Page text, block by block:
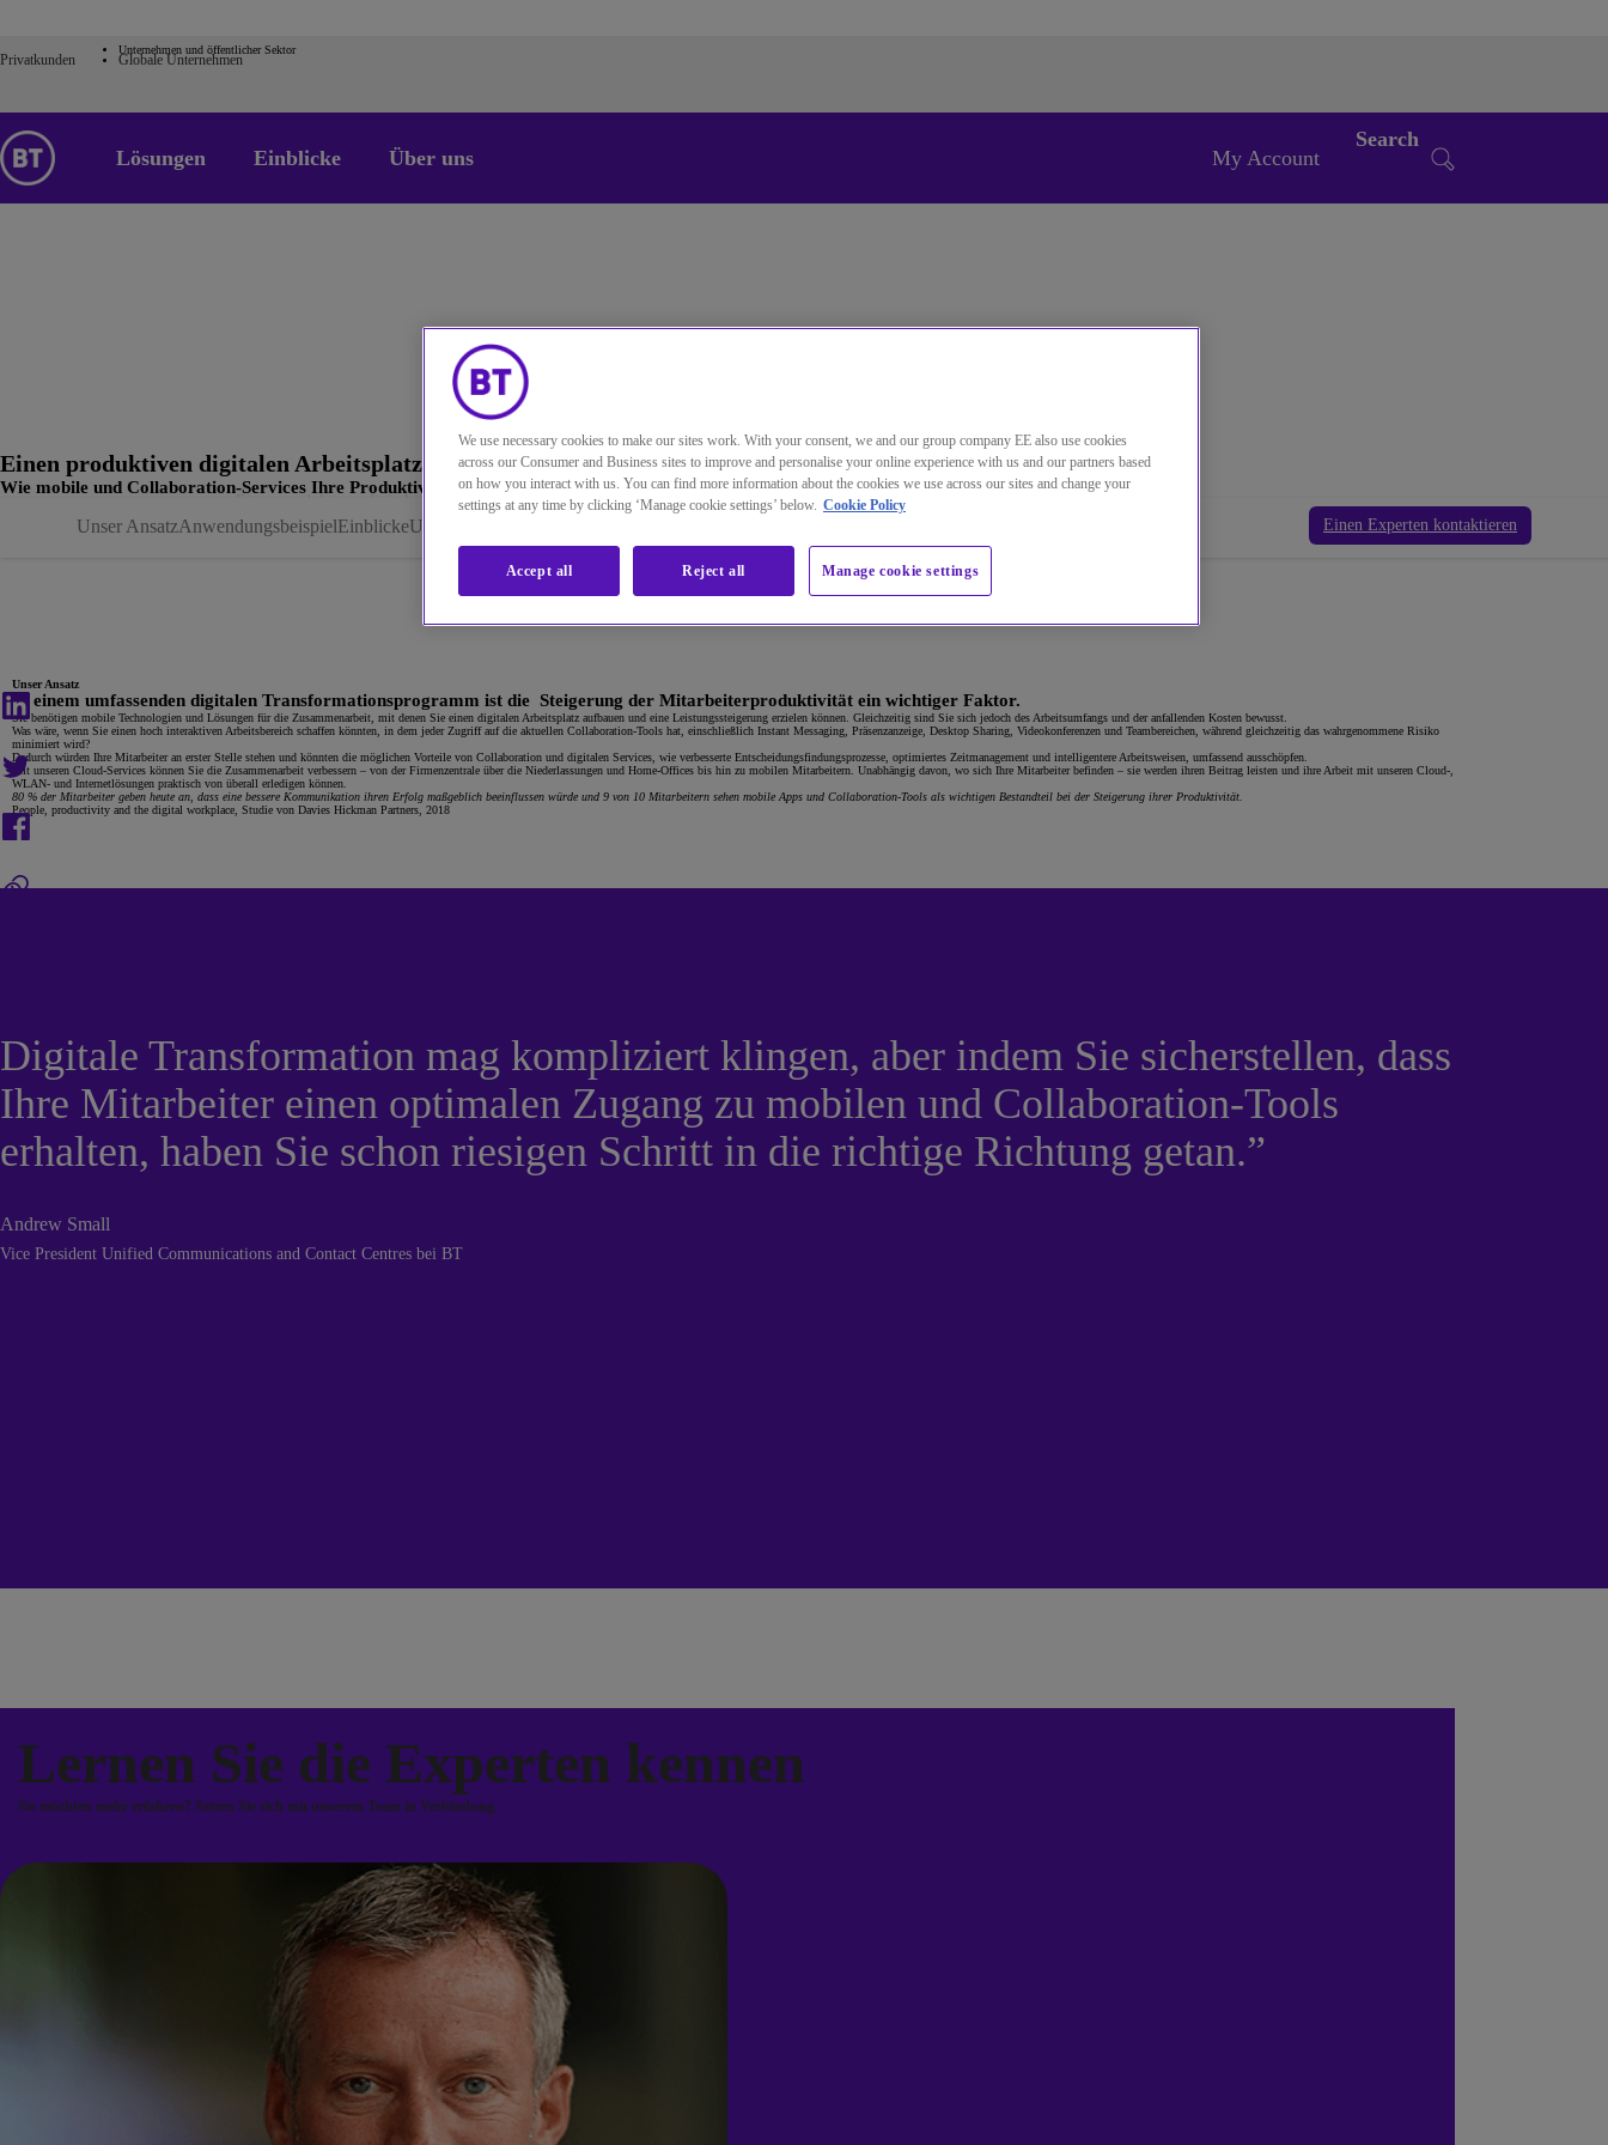
Privatkunden
Unternehmen und öffentlicher Sektor
Globale Unternehmen
Lösungen Einblicke Über uns My Account
Search
Ihnen gewählten Sprache.
Einen produktiven digitalen Arbeitsplatz aufbauen
Einen produktiven digitalen Arbeitsplatz einrichten
Wie mobile und Collaboration-Services Ihre Produktivität steigern können.
Unser AnsatzAnwendungsbeispielEinblickeUnsere Experten Einen Experten kontaktieren
Unser Ansatz
In einem umfassenden digitalen Transformationsprogramm ist die Steigerung der Mitarbeiterproduktivität ein wichtiger Faktor.
Sie benötigen mobile Technologien und Lösungen für die Zusammenarbeit, mit denen Sie einen digitalen Arbeitsplatz aufbauen und eine Leistungssteigerung erzielen können. Gleichzeitig sind Sie sich jedoch des Arbeitsumfangs und der anfallenden Kosten bewusst.
Was wäre, wenn Sie einen hoch interaktiven Arbeitsbereich schaffen könnten, in dem jeder Zugriff auf die aktuellen Collaboration-Tools hat, einschließlich Instant Messaging, Präsenzanzeige, Desktop Sharing, Videokonferenzen und Teambereichen, während gleichzeitig das wahrgenommene Risiko
minimiert wird?
Dadurch würden Ihre Mitarbeiter an erster Stelle stehen und könnten die möglichen Vorteile von Collaboration und digitalen Services, wie verbesserte Entscheidungsfindungsprozesse, optimiertes Zeitmanagement und intelligentere Arbeitsweisen, umfassend ausschöpfen.
Mit unseren Cloud-Services können Sie die Zusammenarbeit verbessern – von der Firmenzentrale über die Niederlassungen und Home-Offices bis hin zu mobilen Mitarbeitern. Unabhängig davon, wo sich Ihre Mitarbeiter befinden – sie werden ihren Beitrag leisten und ihre Arbeit mit unseren Cloud-,
WLAN- und Internetlösungen praktisch von überall erledigen können.
80 % der Mitarbeiter geben heute an, dass eine bessere Kommunikation ihren Erfolg maßgeblich beeinflussen würde und 9 von 10 Mitarbeitern sehen mobile Apps und Collaboration-Tools als wichtigen Bestandteil bei der Steigerung ihrer Produktivität.
People, productivity and the digital workplace, Studie von Davies Hickman Partners, 2018
Digitale Transformation mag kompliziert klingen, aber indem Sie sicherstellen, dass
Ihre Mitarbeiter einen optimalen Zugang zu mobilen und Collaboration-Tools
erhalten, haben Sie schon riesigen Schritt in die richtige Richtung getan.”
Andrew Small
Vice President Unified Communications and Contact Centres bei BT
Lernen Sie die Experten kennen
Sie möchten mehr erfahren? Setzen Sie sich mit unserem Team in Verbindung.
We use necessary cookies to make our sites work. With your consent, we and our group company EE also use cookies
across our Consumer and Business sites to improve and personalise your online experience with us and our partners based
on how you interact with us. You can find more information about the cookies we use across our sites and change your
settings at any time by clicking ‘Manage cookie settings’ below. Cookie Policy
Manage cookie settings
Reject all
Accept all